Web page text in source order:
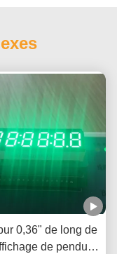
0,36" de long de
de pendule